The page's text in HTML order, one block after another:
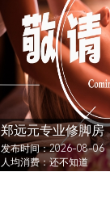
发布时间：2026-08-06
人均消费：还不知道